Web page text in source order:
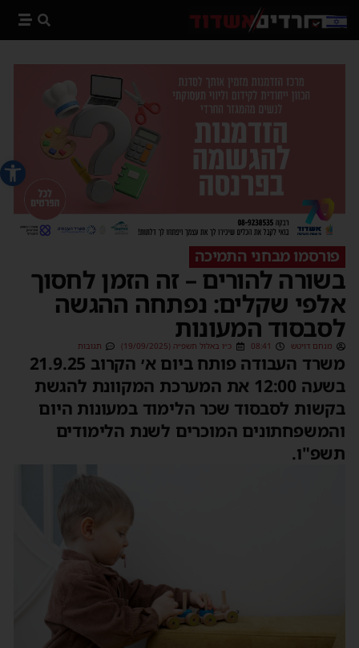
פתח
פורסמו מבחני התמיכה
בשורה להורים – זה הזמן לחסוך
אלפי שקלים: נפתחה ההגשה
לסבסוד המעונות
מנחם דויטש 08:41 כ״ו באלול תשפ״ה (19/09/2025) תגובות
משרד העבודה פותח ביום א׳ הקרוב 21.9.25
בשעה 12:00 את המערכת המקוונת להגשת
בקשות לסבסוד שכר הלימוד במעונות היום
והמשפחתונים המוכרים לשנת הלימודים
תשפ"ו.